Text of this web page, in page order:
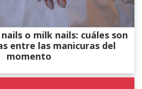
o milk nails: cuáles son
entre las manicuras del
momento